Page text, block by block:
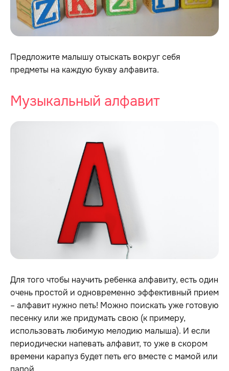
Предложите малышу отыскать вокруг себя
предметы на каждую букву алфавита.
Музыкальный алфавит
Для того чтобы научить ребенка алфавиту, есть один
очень простой и одновременно эффективный прием
– алфавит нужно петь! Можно поискать уже готовую
песенку или же придумать свою (к примеру,
использовать любимую мелодию малыша). И если
периодически напевать алфавит, то уже в скором
времени карапуз будет петь его вместе с мамой или